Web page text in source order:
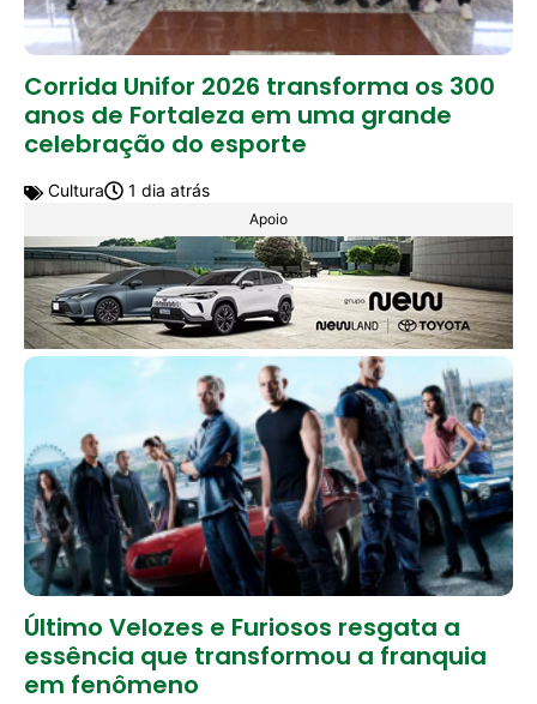
Corrida Unifor 2026 transforma os 300
anos de Fortaleza em uma grande
celebração do esporte
Cultura 1 dia atrás
Apoio
Último Velozes e Furiosos resgata a
essência que transformou a franquia
em fenômeno